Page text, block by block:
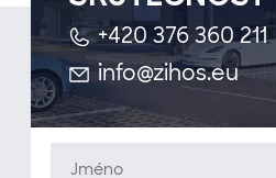
+420 376 360 211
info@zihos.eu